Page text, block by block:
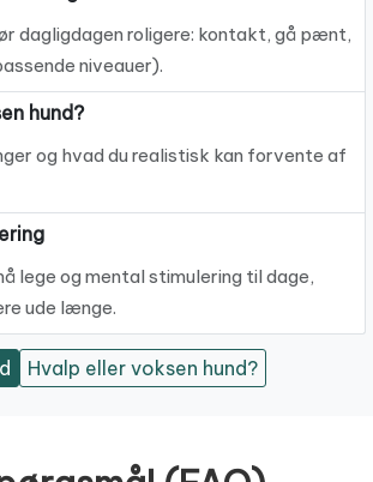
dagligdagen roligere: kontakt, gå pænt,
niveauer).
hund?
og hvad du realistisk kan forvente af
lege og mental stimulering til dage,
ude længe.
Hvalp eller voksen hund?